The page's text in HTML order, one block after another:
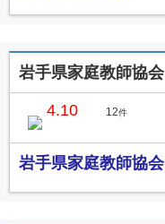
岩手県家庭教師協会
4.10 12件
岩手県家庭教師協会